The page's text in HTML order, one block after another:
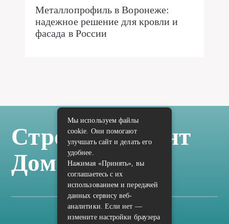
Металлопрофиль в Воронеже:
надежное решение для кровли и
фасада в России
Стройка Ремонт
Дом Отделка
Карта сайта
Мы используем файлы
cookie. Они помогают
улучшать сайт и делать его
удобнее.
Нажимая «Принять», вы
соглашаетесь с их
использованием и передачей
данных сервису веб-
аналитики. Если нет —
измените настройки браузера